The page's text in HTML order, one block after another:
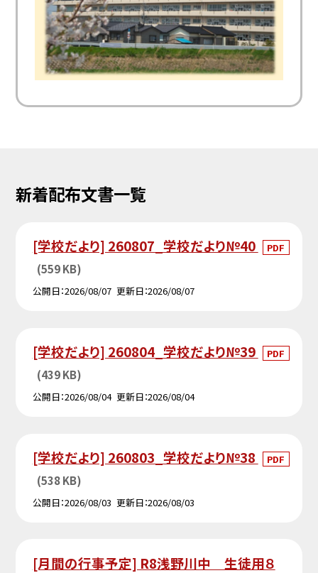
新着配布文書一覧
[学校だより] 260807_学校だより№40 PDF
(559 KB)
公開日 2026/08/07 更新日 2026/08/07
[学校だより] 260804_学校だより№39 PDF
(439 KB)
公開日 2026/08/04 更新日 2026/08/04
[学校だより] 260803_学校だより№38 PDF
(538 KB)
公開日 2026/08/03 更新日 2026/08/03
[月間の行事予定] R8浅野川中 生徒用８